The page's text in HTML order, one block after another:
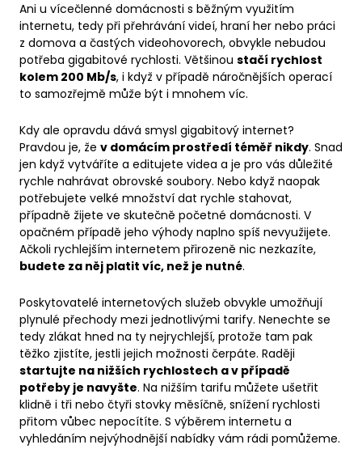
Ani u vícečlenné domácnosti s běžným využitím
internetu, tedy při přehrávání videí, hraní her nebo práci
z domova a častých videohovorech, obvykle nebudou
potřeba gigabitové rychlosti. Většinou stačí rychlost
kolem 200 Mb/s, i když v případě náročnějších operací
to samozřejmě může být i mnohem víc.
Kdy ale opravdu dává smysl gigabitový internet?
Pravdou je, že v domácím prostředí téměř nikdy. Snad
jen když vytváříte a editujete videa a je pro vás důležité
rychle nahrávat obrovské soubory. Nebo když naopak
potřebujete velké množství dat rychle stahovat,
případně žijete ve skutečně početné domácnosti. V
opačném případě jeho výhody naplno spíš nevyužijete.
Ačkoli rychlejším internetem přirozeně nic nezkazíte,
budete za něj platit víc, než je nutné.
Poskytovatelé internetových služeb obvykle umožňují
plynulé přechody mezi jednotlivými tarify. Nenechte se
tedy zlákat hned na ty nejrychlejší, protože tam pak
těžko zjistíte, jestli jejich možnosti čerpáte. Raději
startujte na nižších rychlostech a v případě
potřeby je navyšte. Na nižším tarifu můžete ušetřit
klidně i tři nebo čtyři stovky měsíčně, snížení rychlosti
přitom vůbec nepocítíte. S výběrem internetu a
vyhledáním nejvýhodnější nabídky vám rádi pomůžeme.